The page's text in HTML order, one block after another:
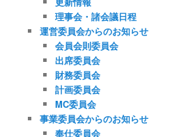
理事会・諸会議日程
運営委員会からのお知らせ
会員会則委員会
出席委員会
財務委員会
計画委員会
MC委員会
事業委員会からのお知らせ
奉仕委員会